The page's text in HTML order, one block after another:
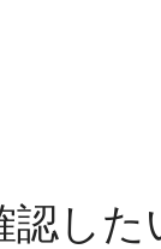
認し